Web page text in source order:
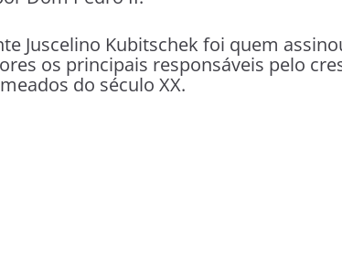
Juscelino Kubitschek foi quem
os principais responsáveis pelo
do século XX.